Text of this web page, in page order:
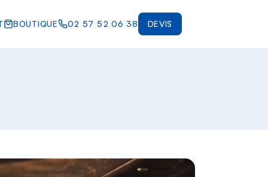
BOUTIQUE 02 57 52 06 38 DEVIS